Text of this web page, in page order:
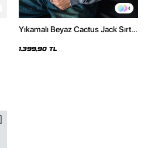
4
Yıkamalı Beyaz Cactus Jack Sırt
1.399,90 TL